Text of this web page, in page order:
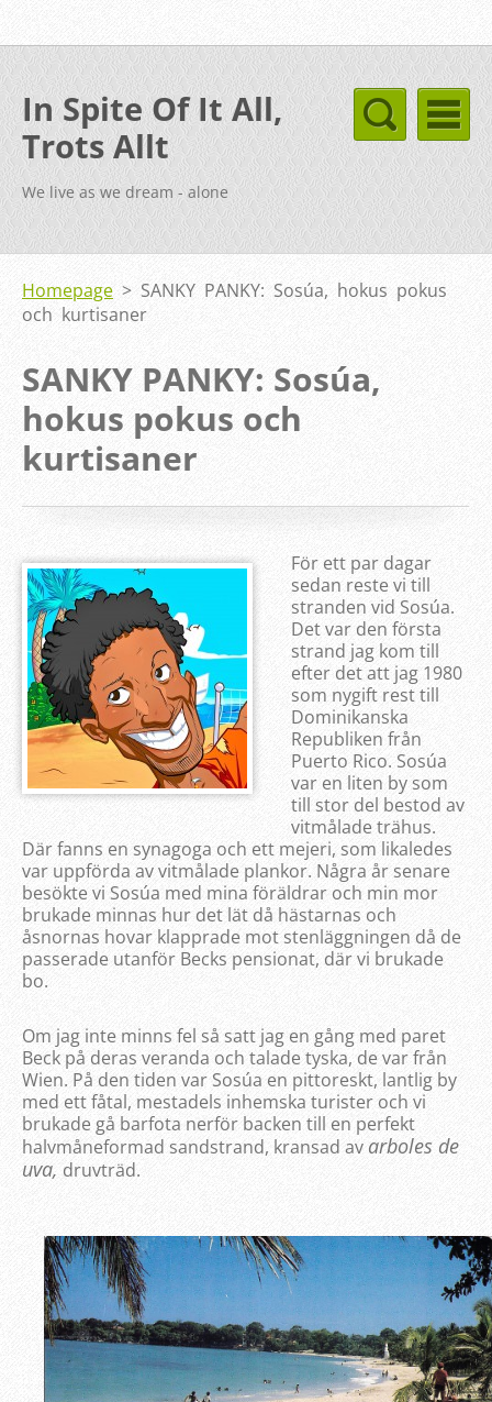
In Spite Of It All,
Trots Allt
We live as we dream - alone
Homepage > SANKY PANKY: Sosúa, hokus pokus
och kurtisaner
SANKY PANKY: Sosúa,
hokus pokus och
kurtisaner
För ett par dagar
sedan reste vi till
stranden vid Sosúa.
Det var den första
strand jag kom till
efter det att jag 1980
som nygift rest till
Dominikanska
Republiken från
Puerto Rico. Sosúa
var en liten by som
till stor del bestod av
vitmålade trähus.
Där fanns en synagoga och ett mejeri, som likaledes
var uppförda av vitmålade plankor. Några år senare
besökte vi Sosúa med mina föräldrar och min mor
brukade minnas hur det lät då hästarnas och
åsnornas hovar klapprade mot stenläggningen då de
passerade utanför Becks pensionat, där vi brukade
bo.
Om jag inte minns fel så satt jag en gång med paret
Beck på deras veranda och talade tyska, de var från
Wien. På den tiden var Sosúa en pittoreskt, lantlig by
med ett fåtal, mestadels inhemska turister och vi
brukade gå barfota nerför backen till en perfekt
halvmåneformad sandstrand, kransad av arboles de
uva, druvträd.